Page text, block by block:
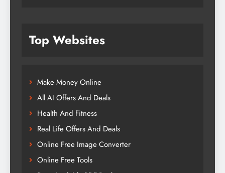
Top Websites
Make Money Online
All AI Offers And Deals
Health And Fitness
Real Life Offers And Deals
Online Free Image Converter
Online Free Tools